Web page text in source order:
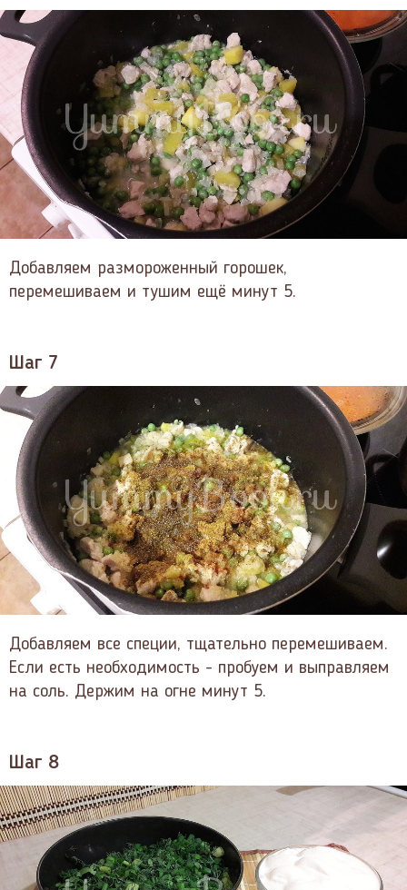
Добавляем размороженный горошек,
перемешиваем и тушим ещё минут 5.
Шаг 7
Добавляем все специи, тщательно перемешиваем.
Если есть необходимость - пробуем и выправляем
на соль. Держим на огне минут 5.
Шаг 8